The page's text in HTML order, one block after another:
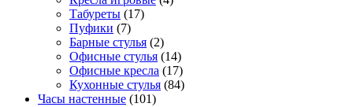
Табуреты (17)
Пуфики (7)
Барные стулья (2)
Офисные стулья (14)
Офисные кресла (17)
Кухонные стулья (84)
Часы настенные (101)